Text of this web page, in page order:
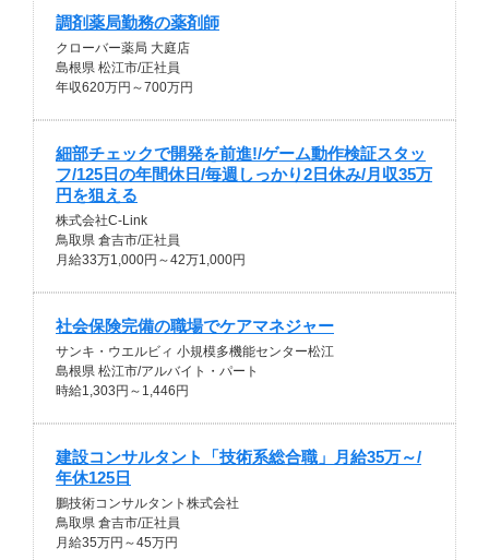
調剤薬局勤務の薬剤師
クローバー薬局 大庭店
島根県 松江市/正社員
年収620万円～700万円
細部チェックで開発を前進!/ゲーム動作検証スタッ
フ/125日の年間休日/毎週しっかり2日休み/月収35万
円を狙える
株式会社C-Link
鳥取県 倉吉市/正社員
月給33万1,000円～42万1,000円
社会保険完備の職場でケアマネジャー
サンキ・ウエルビィ 小規模多機能センター松江
島根県 松江市/アルバイト・パート
時給1,303円～1,446円
建設コンサルタント「技術系総合職」月給35万～/
年休125日
鵬技術コンサルタント株式会社
鳥取県 倉吉市/正社員
月給35万円～45万円